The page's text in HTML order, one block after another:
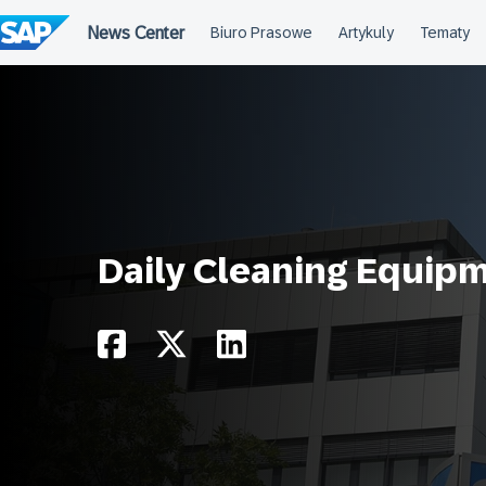
do
treści
Daily Cleaning